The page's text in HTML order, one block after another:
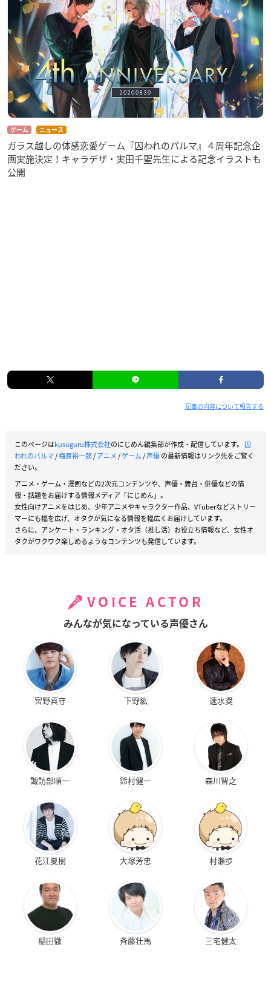
ゲーム ニュース
ガラス越しの体感恋愛ゲーム『囚われのパルマ』４周年記念企
画実施決定！キャラデザ・実田千聖先生による記念イラストも
公開
記事の内容について報告する
このページはkusuguru株式会社のにじめん編集部が作成・配信しています。 囚
われのパルマ/梅原裕一郎/アニメ/ゲーム/声優の最新情報はリンク先をご覧く
ださい。
アニメ・ゲーム・漫画などの2次元コンテンツや、声優・舞台・俳優などの情
報・話題をお届けする情報メディア「にじめん」。
女性向けアニメをはじめ、少年アニメやキャラクター作品、VTuberなどストリー
マーにも幅を広げ、オタクが気になる情報を幅広くお届けしています。
さらに、アンケート・ランキング・オタ活（推し活）お役立ち情報など、女性オ
タクがワクワク楽しめるようなコンテンツも発信しています。
VOICE ACTOR
みんなが気になっている声優さん
宮野真守 下野紘 速水奨
諏訪部順一 鈴村健一 森川智之
花江夏樹 大塚芳忠 村瀬歩
稲田徹 斉藤壮馬 三宅健太